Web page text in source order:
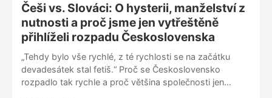
Češi vs. Slováci: O hysterii, manželství z
nutnosti a proč jsme jen vytřeštěně
přihlíželi rozpadu Československa
„Tehdy bylo vše rychlé, z té rychlosti se na začátku
devadesátek stal fetiš.“ Proč se Československo
rozpadlo tak rychle a proč většina společnosti jen